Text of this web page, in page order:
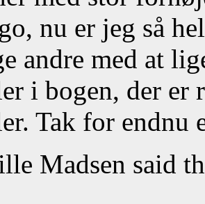
nu er jeg så
andre med at
i bogen, der er
Tak for endnu
Madsen said